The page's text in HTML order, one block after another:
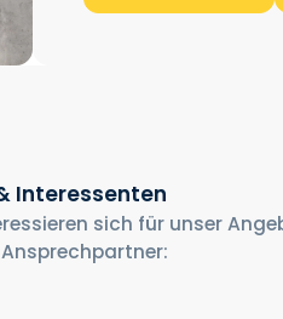
Interessenten
sich für unser